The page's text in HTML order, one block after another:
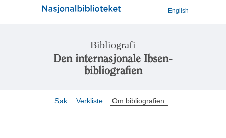
English
Bibliografi
Den internasjonale Ibsen-
bibliografien
Søk Verkliste Om bibliografien